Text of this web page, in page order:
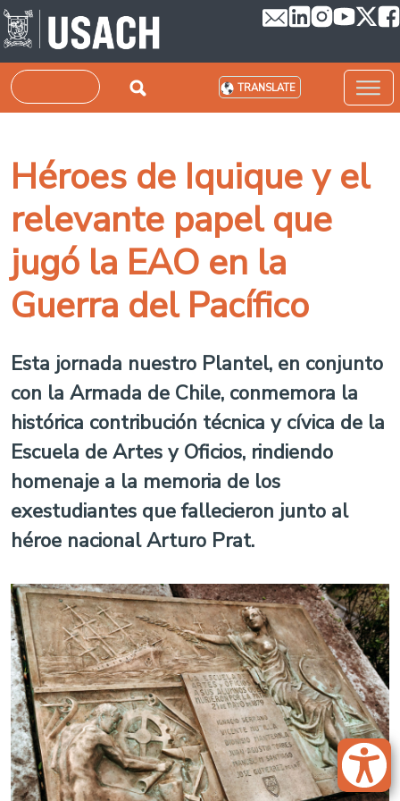
Skip to main content
Search TRANSLATE
Héroes de Iquique y el
relevante papel que
jugó la EAO en la
Guerra del Pacífico
Esta jornada nuestro Plantel, en conjunto
con la Armada de Chile, conmemora la
histórica contribución técnica y cívica de la
Escuela de Artes y Oficios, rindiendo
homenaje a la memoria de los
exestudiantes que fallecieron junto al
héroe nacional Arturo Prat.